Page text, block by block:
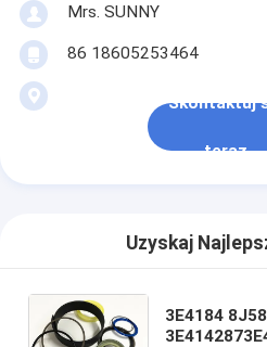
Mrs. SUNNY
86 18605253464
Skontaktuj
teraz
Uzyskaj
3E4184